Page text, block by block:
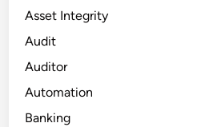
Asset Integrity
Audit
Auditor
Automation
Banking